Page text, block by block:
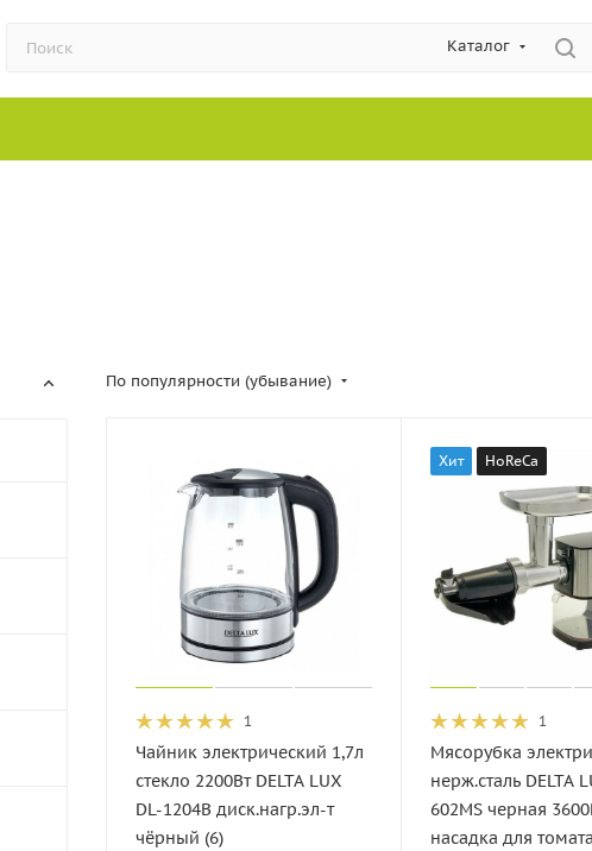
Каталог
По популярности (убывание)
1
Чайник электрический 1,7л
стекло 2200Вт DELTA LUX
DL-1204В диск.нагр.эл-т
чёрный (6)
Хит HoReCa
1
Мясорубка
нерж.сталь DELTA
602MS черная
насадка для